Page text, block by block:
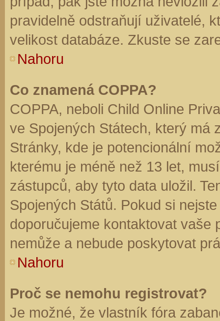
pravidelně odstraňují uživatelé,
velikost databáze. Zkuste se
Nahoru
Co znamená COPPA?
COPPA, neboli Child Online
ve Spojených Státech, který má
Stránky, kde je potencionální
kterému je méně než 13 let,
zástupců, aby tyto data uložil.
Spojených Států. Pokud si
doporučujeme kontaktovat vaše
nemůže a nebude poskytovat
Nahoru
Proč se nemohu registrovat?
Je možné, že vlastník fóra